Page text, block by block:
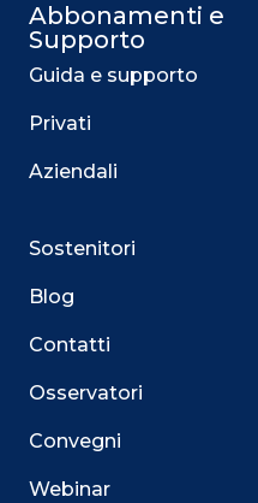
Abbonamenti e
Supporto
Guida e supporto
Privati
Aziendali
Sostenitori
Blog
Contatti
Osservatori
Convegni
Webinar